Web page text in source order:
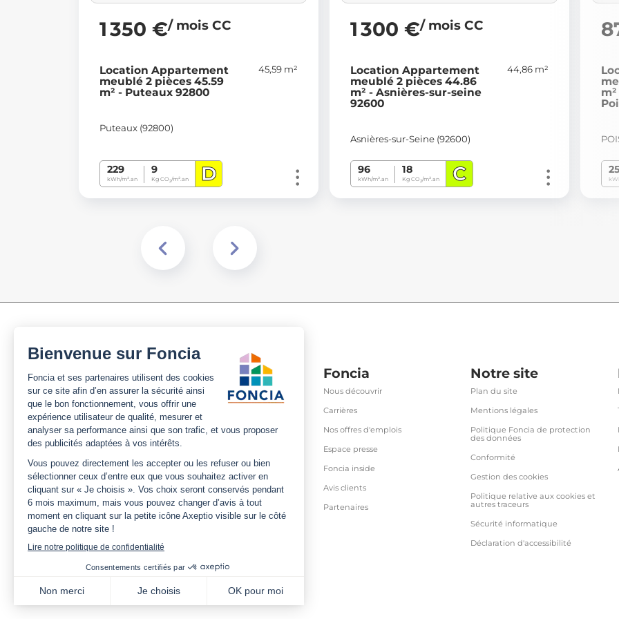
1 350 €/ mois CC
Location Appartement
meublé 2 pièces 45.59
m² - Puteaux 92800
45,59 m²
Puteaux (92800)
229
kWh/m².an
9
Kg CO2/m².an D
1 300 €/ mois CC
Location Appartement
meublé 2 pièces 44.86
m² - Asnières-sur-seine
92600
44,86 m²
Asnières-sur-Seine (92600)
96
kWh/m².an
18
Kg CO2/m².an C
m²
Foncia
Nous découvrir
Carrières
Nos offres d'emplois
Espace presse
Foncia inside
Avis clients
Partenaires
Notre site
Plan du site
Mentions légales
Politique Foncia de protection
des données
Conformité
Gestion des cookies
Politique relative aux cookies et
autres traceurs
Sécurité informatique
Déclaration d'accessibilité